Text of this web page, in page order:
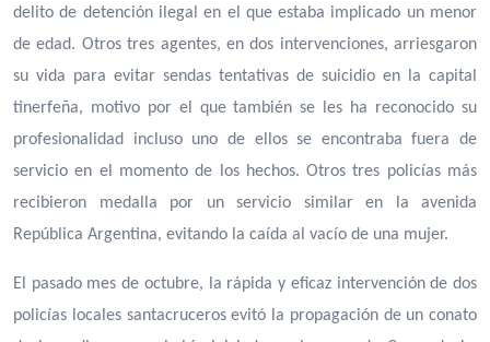
delito de detención ilegal en el que estaba implicado un menor
de edad. Otros tres agentes, en dos intervenciones, arriesgaron
su vida para evitar sendas tentativas de suicidio en la capital
tinerfeña, motivo por el que también se les ha reconocido su
profesionalidad incluso uno de ellos se encontraba fuera de
servicio en el momento de los hechos. Otros tres policías más
recibieron medalla por un servicio similar en la avenida
República Argentina, evitando la caída al vacío de una mujer.
El pasado mes de octubre, la rápida y eficaz intervención de dos
policías locales santacruceros evitó la propagación de un conato